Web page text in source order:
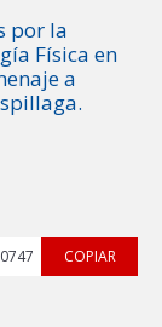
por la
Física en
a
COPIAR